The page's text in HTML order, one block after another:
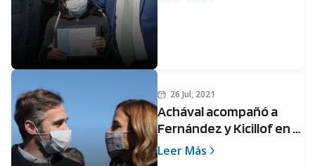
26 Jul, 2021
Achával acompañó a
Fernández y Kicillof en el
primer acto del Gobierno
Leer Más